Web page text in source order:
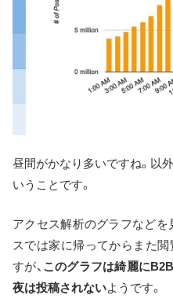
昼間がかなり多いですね。以
いうことです。
アクセス解析のグラフなどを
スでは家に帰ってからまた
すが、 このグラフは綺麗に
夜は投稿されないようです。